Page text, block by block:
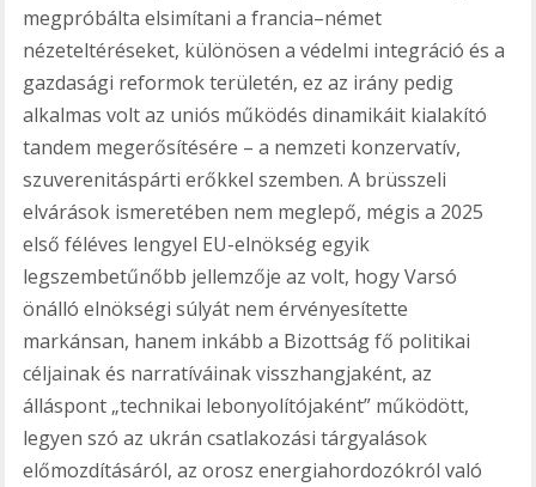
megpróbálta elsimítani a francia–német
nézeteltéréseket, különösen a védelmi integráció és a
gazdasági reformok területén, ez az irány pedig
alkalmas volt az uniós működés dinamikáit kialakító
tandem megerősítésére – a nemzeti konzervatív,
szuverenitáspárti erőkkel szemben. A brüsszeli
elvárások ismeretében nem meglepő, mégis a 2025
első féléves lengyel EU-elnökség egyik
legszembetűnőbb jellemzője az volt, hogy Varsó
önálló elnökségi súlyát nem érvényesítette
markánsan, hanem inkább a Bizottság fő politikai
céljainak és narratíváinak visszhangjaként, az
álláspont „technikai lebonyolítójaként” működött,
legyen szó az ukrán csatlakozási tárgyalások
előmozdításáról, az orosz energiahordozókról való